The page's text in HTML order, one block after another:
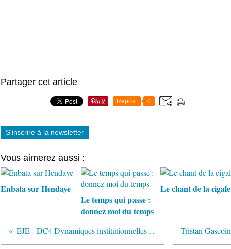
Partager cet article
Repost 0
S'inscrire à la newsletter
Vous aimerez aussi :
Enbata sur Hendaye
Le temps qui passe :
donnez moi du temps
Le chant de la cigale
EJE - DC4 Dynamiques institutionnelles et partenariales